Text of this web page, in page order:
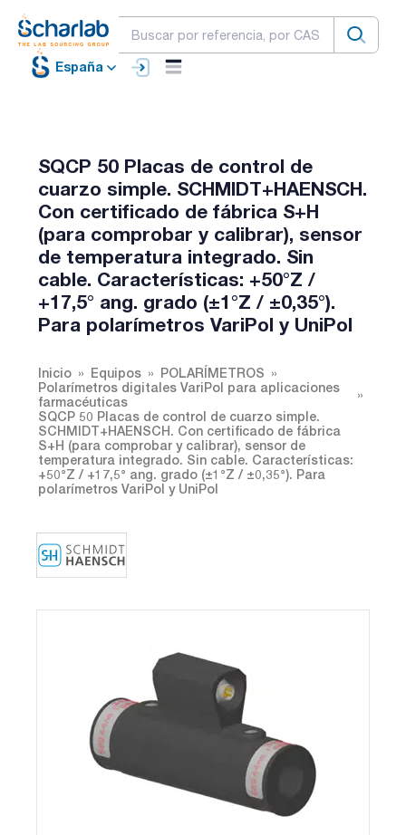
España
SQCP 50 Placas de control de
cuarzo simple. SCHMIDT+HAENSCH.
Con certificado de fábrica S+H
(para comprobar y calibrar), sensor
de temperatura integrado. Sin
cable. Características: +50°Z /
+17,5° ang. grado (±1°Z / ±0,35°).
Para polarímetros VariPol y UniPol
Inicio Equipos
POLARÍMETROS
Polarímetros digitales VariPol para aplicaciones
farmacéuticas
SQCP 50 Placas de control de cuarzo simple.
SCHMIDT+HAENSCH. Con certificado de fábrica
S+H (para comprobar y calibrar), sensor de
temperatura integrado. Sin cable. Características:
+50°Z / +17,5° ang. grado (±1°Z / ±0,35°). Para
polarímetros VariPol y UniPol